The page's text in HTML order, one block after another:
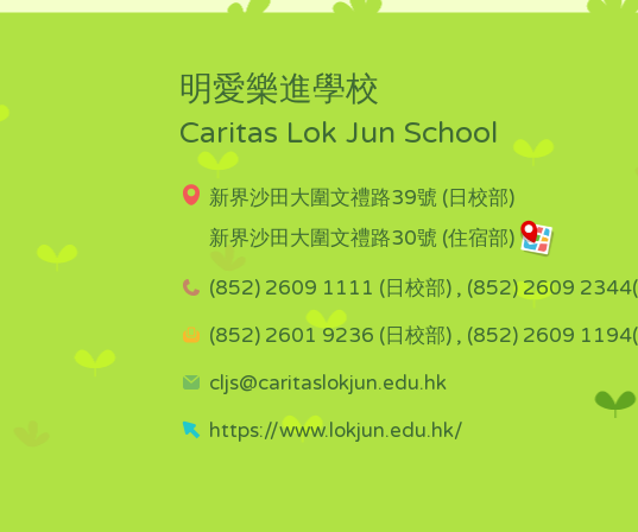
明愛樂進學校
Caritas Lok Jun School
新界沙田大圍文禮路39號 (日校部)
新界沙田大圍文禮路30號 (住宿部)
(852) 2609 1111 (日校部) , (852) 2609
(852) 2601 9236 (日校部) , (852) 2609
cljs@caritaslokjun.edu.hk
https://www.lokjun.edu.hk/